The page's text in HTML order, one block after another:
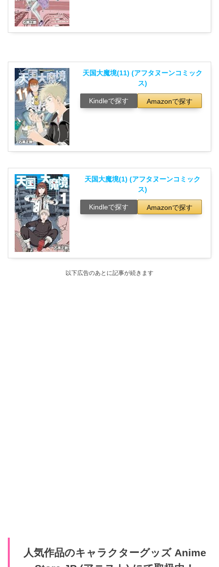
天国大魔境(11) (アフタヌーンコミック
ス)
Kindleで探す Amazonで探す
天国大魔境(1) (アフタヌーンコミック
ス)
Kindleで探す Amazonで探す
以下広告のあとに記事が続きます
人気作品のキャラクターグッズ Anime